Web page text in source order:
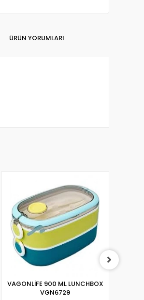
ÜRÜN YORUMLARI
VAGONLİFE 900 ML LUNCHBOX
VGN6729